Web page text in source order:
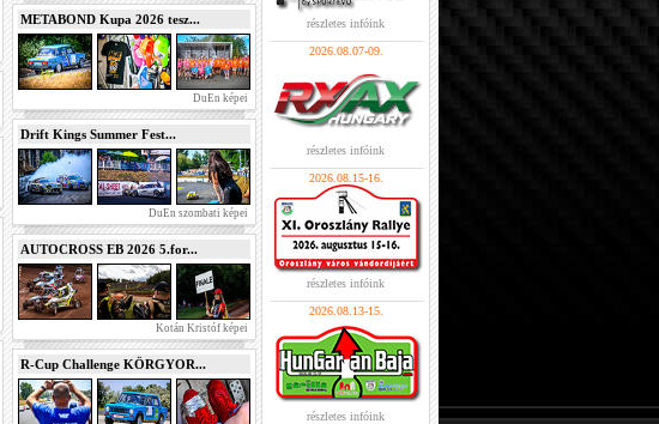
METABOND Kupa 2026 tesz...
DuEn képei
Drift Kings Summer Fest...
DuEn szombati képei
AUTOCROSS EB 2026 5.for...
Kotán Kristóf képei
R-Cup Challenge KÖRGYOR...
részletes infóink
2026.08.07-09.
részletes infóink
2026.08.15-16.
részletes infóink
2026.08.13-15.
részletes infóink